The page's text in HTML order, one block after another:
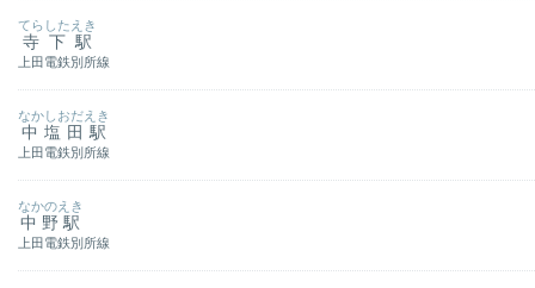
寺下駅
てらしたえき
上田電鉄別所線
中塩田駅
なかしおだえき
上田電鉄別所線
中野駅
なかのえき
上田電鉄別所線